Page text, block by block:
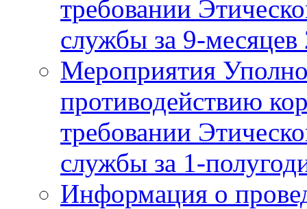
требовании
службы за 9-месяцев
Мероприятия
противодействию
требовании
службы за 1-
Информация о